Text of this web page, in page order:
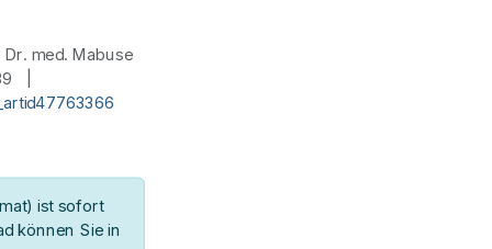
Dr. med. Mabuse
|
ist sofort
können Sie in